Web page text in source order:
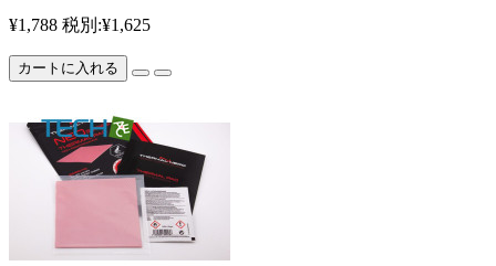
¥1,788 税別:¥1,625
カートに入れる